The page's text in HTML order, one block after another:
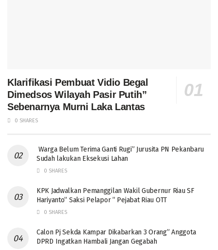
Klarifikasi Pembuat Vidio Begal
Dimedsos Wilayah Pasir Putih”
Sebenarnya Murni Laka Lantas
0 SHARES
Warga Belum Terima Ganti Rugi” Jurusita PN Pekanbaru
Sudah lakukan Eksekusi Lahan
0 SHARES
KPK Jadwalkan Pemanggilan Wakil Gubernur Riau SF
Hariyanto” Saksi Pelapor ” Pejabat Riau OTT
0 SHARES
Calon Pj Sekda Kampar Dikabarkan 3 Orang” Anggota
DPRD Ingatkan Hambali Jangan Gegabah